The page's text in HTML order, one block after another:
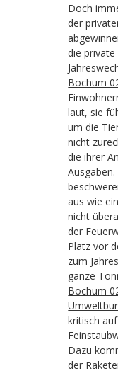
Doch
der
die
Bochum
laut, sie
um die
nicht
die ihrer
aus wie
nicht
der
Platz vor
zum
ganze
Bochum
kritisch
Dazu
der